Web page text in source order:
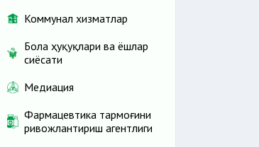
Коммунал хизматлар
Бола ҳуқуқлари ва ёшлар
сиёсати
Медиация
Фармацевтика тармоғини
ривожлантириш агентлиги